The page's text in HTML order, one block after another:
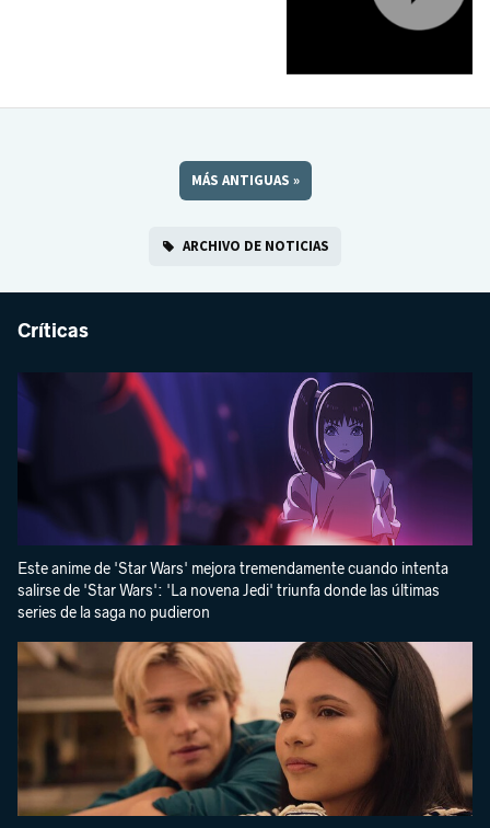
MÁS ANTIGUAS »
ARCHIVO DE NOTICIAS
Críticas
Este anime de 'Star Wars' mejora tremendamente cuando intenta
salirse de 'Star Wars': 'La novena Jedi' triunfa donde las últimas
series de la saga no pudieron